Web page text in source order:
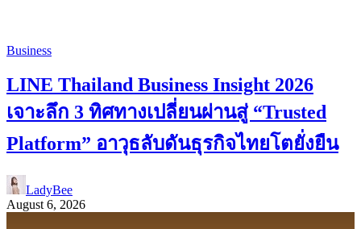
Business
LINE Thailand Business Insight 2026
เจาะลึก 3 ทิศทางเปลี่ยนผ่านสู่ “Trusted
Platform” อาวุธลับดันธุรกิจไทยโตยั่งยืน
LadyBee
August 6, 2026